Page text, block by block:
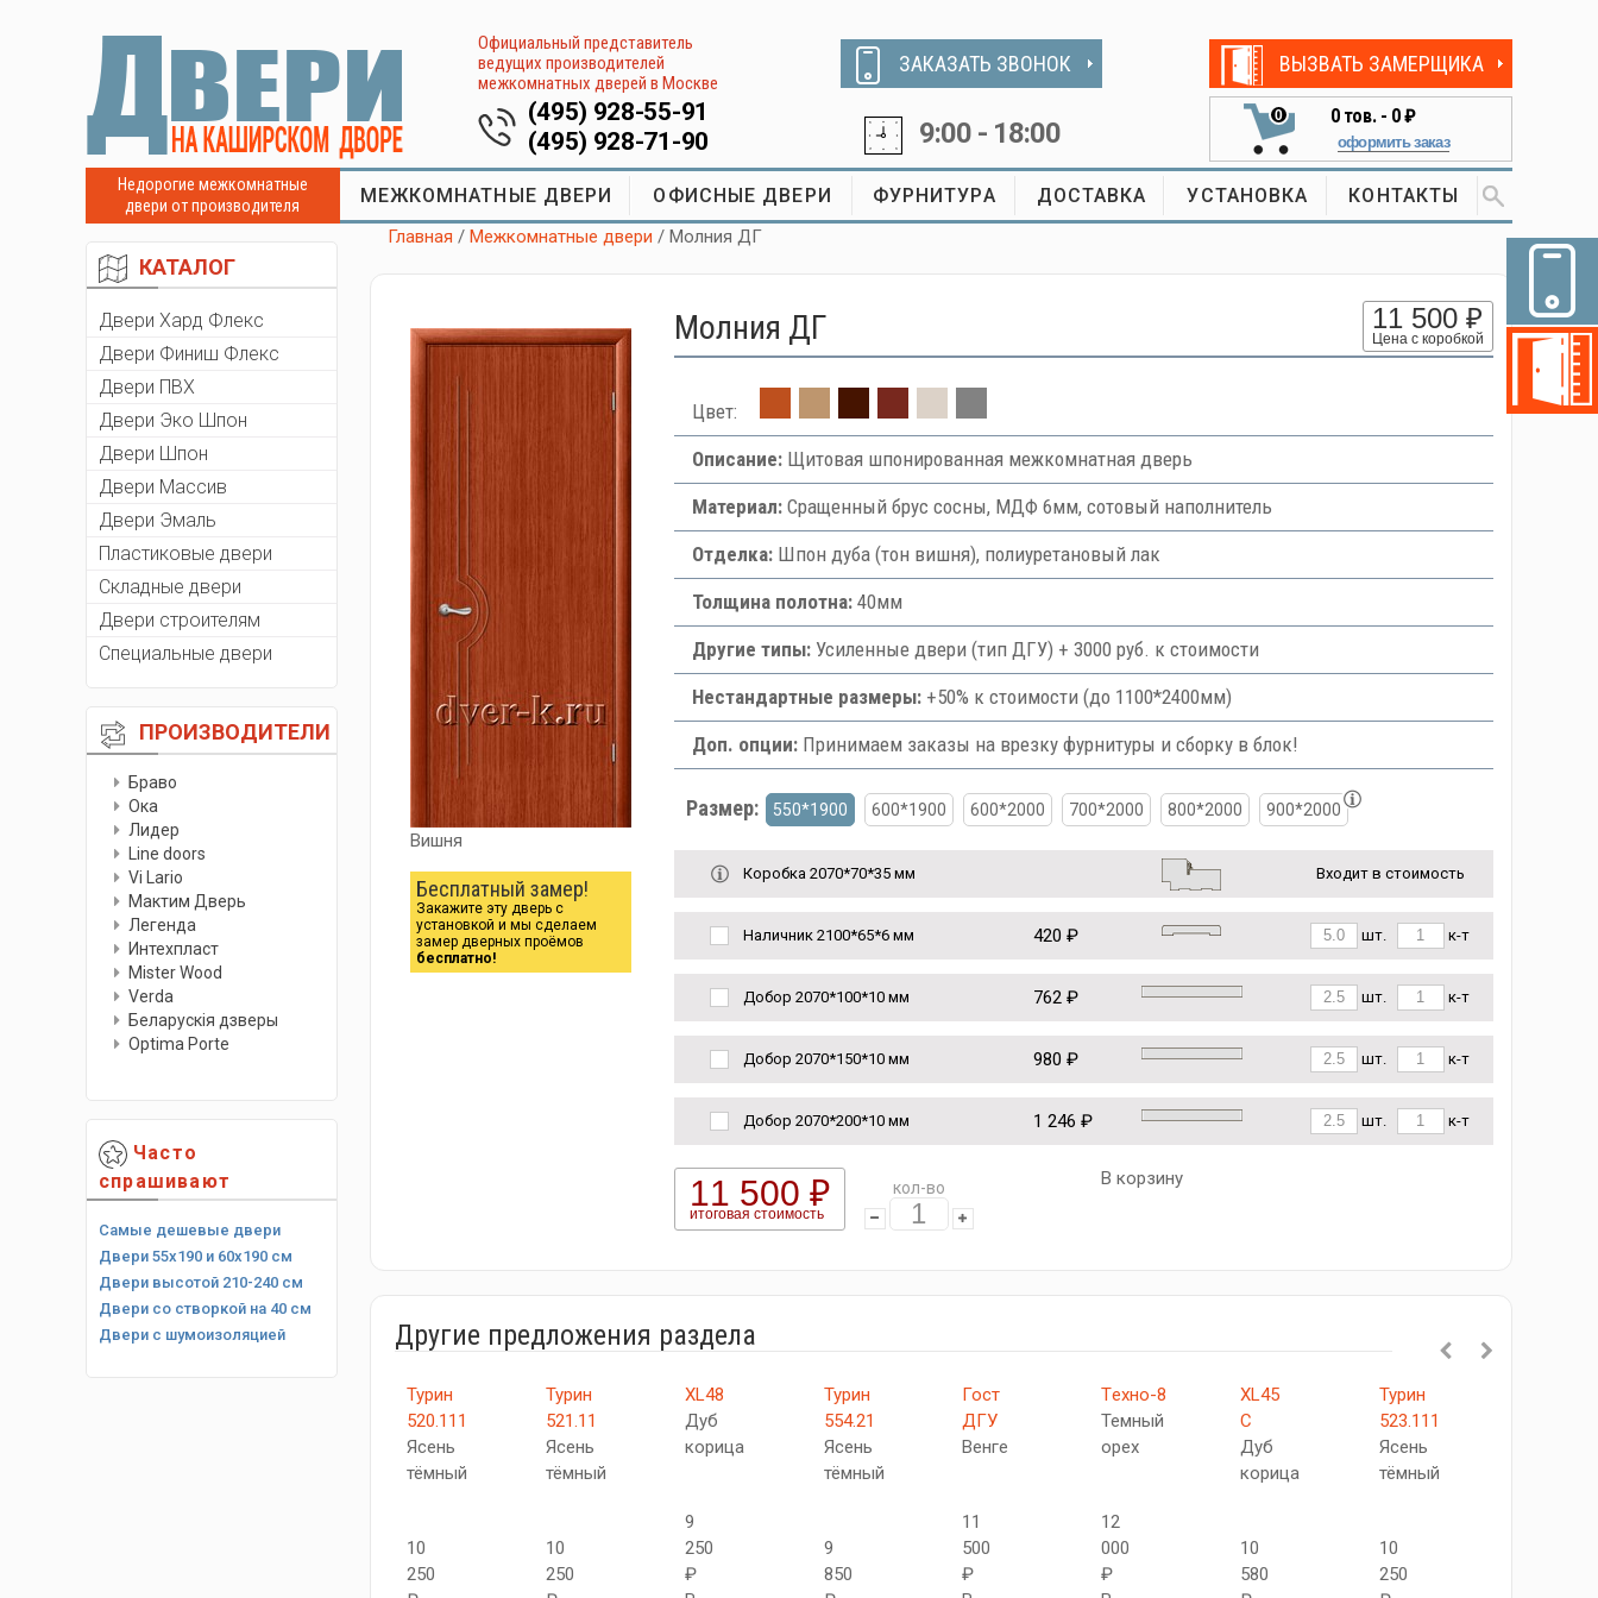
Официальный представитель
ведущих производителей
межкомнатных дверей в Москве
(495) 928-55-91
(495) 928-71-90
ЗАКАЗАТЬ ЗВОНОК
9:00 - 18:00
ВЫЗВАТЬ ЗАМЕРЩИКА
0 0тов. - 0 ₽
оформить заказ
Недорогие межкомнатные
двери от производителя
МЕЖКОМНАТНЫЕ ДВЕРИ ОФИСНЫЕ ДВЕРИ ФУРНИТУРА ДОСТАВКА УСТАНОВКА КОНТАКТЫ
КАТАЛОГ
Двери Хард Флекс
Двери Финиш Флекс
Двери ПВХ
Двери Эко Шпон
Двери Шпон
Двери Массив
Двери Эмаль
Пластиковые двери
Складные двери
Двери строителям
Специальные двери
ПРОИЗВОДИТЕЛИ
Браво
Ока
Лидер
Line doors
Vi Lario
Мактим Дверь
Легенда
Интехпласт
Мister Wood
Verda
Беларускiя дзверы
Optima Porte
Часто
спрашивают
Самые дешевые двери
Двери 55х190 и 60х190 см
Двери высотой 210-240 см
Двери со створкой на 40 см
Двери с шумоизоляцией
Главная /Межкомнатные двери / Молния ДГ
Вишня
Бесплатный замер!
Закажите эту дверь с
установкой и мы сделаем
замер дверных проёмов
бесплатно!
Молния ДГ 11 500 ₽
Цена с коробкой
Цвет:
Описание:Щитовая шпонированная межкомнатная дверь
Материал:Сращенный брус сосны, МДФ 6мм, сотовый наполнитель
Отделка:Шпон дуба (тон вишня), полиуретановый лак
Толщина полотна:40мм
Другие типы:Усиленные двери (тип ДГУ) + 3000 руб. к стоимости
Нестандартные размеры:+50% к стоимости (до 1100*2400мм)
Доп. опции:Принимаем заказы на врезку фурнитуры и сборку в блок!
Размер: 550*1900 600*1900 600*2000 700*2000 800*2000 900*2000
Коробка 2070*70*35 мм Входит в стоимость
Наличник 2100*65*6 мм 420 ₽ шт. к-т
Добор 2070*100*10 мм 762 ₽ шт. к-т
Добор 2070*150*10 мм 980 ₽ шт. к-т
Добор 2070*200*10 мм 1 246 ₽ шт. к-т
11 500 ₽
итоговая стоимость
кол-во В корзину
Другие предложения раздела
Турин
520.111
Ясень
тёмный
10
250
Турин
521.11
Ясень
тёмный
10
250
XL48
Дуб
корица
9
250
₽
Турин
554.21
Ясень
тёмный
9
850
Гост
ДГУ
Венге
11
500
₽
Tехно-8
Темный
орех
12
000
₽
XL45
C
Дуб
корица
10
580
Турин
523.111
Ясень
тёмный
10
250